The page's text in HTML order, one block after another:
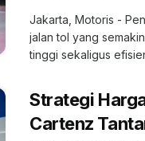
Jakarta, Motoris -
jalan tol yang
tinggi sekaligus
Strategi
Cartenz